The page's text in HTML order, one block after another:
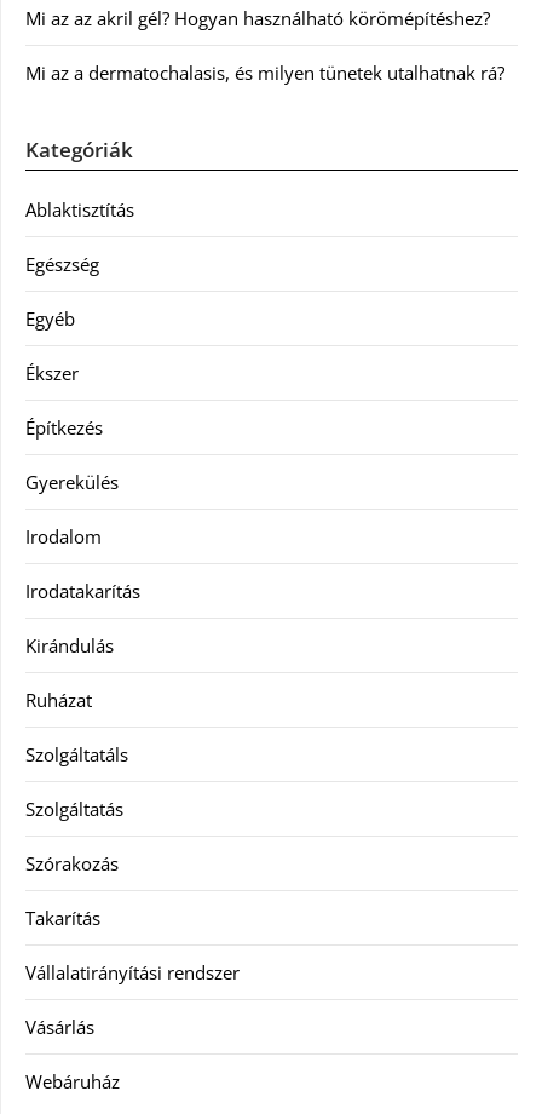
Mi az az akril gél? Hogyan használható körömépítéshez?
Mi az a dermatochalasis, és milyen tünetek utalhatnak rá?
Kategóriák
Ablaktisztítás
Egészség
Egyéb
Ékszer
Építkezés
Gyerekülés
Irodalom
Irodatakarítás
Kirándulás
Ruházat
Szolgáltatáls
Szolgáltatás
Szórakozás
Takarítás
Vállalatirányítási rendszer
Vásárlás
Webáruház